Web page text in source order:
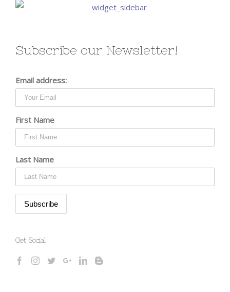
Subscribe our Newsletter!
Email address:
First Name
Last Name
Get Social